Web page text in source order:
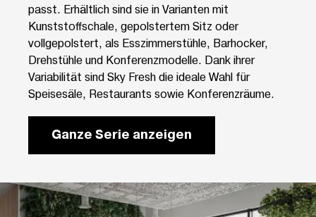
passt. Erhältlich sind sie in Varianten mit
Kunststoffschale, gepolstertem Sitz oder
vollgepolstert, als Esszimmerstühle, Barhocker,
Drehstühle und Konferenzmodelle. Dank ihrer
Variabilität sind Sky Fresh die ideale Wahl für
Speisesäle, Restaurants sowie Konferenzräume.
Ganze Serie anzeigen